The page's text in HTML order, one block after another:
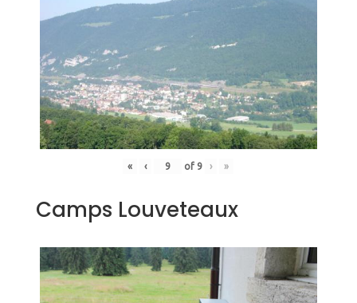
« ‹ of 9 › »
Camps Louveteaux